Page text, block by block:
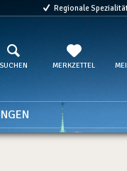
Regionale
SUCHEN MERKZETTEL